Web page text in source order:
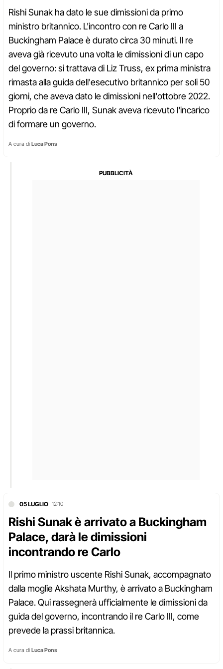
Rishi Sunak ha dato le sue dimissioni da primo
ministro britannico. L'incontro con re Carlo III a
Buckingham Palace è durato circa 30 minuti. Il re
aveva già ricevuto una volta le dimissioni di un capo
del governo: si trattava di Liz Truss, ex prima ministra
rimasta alla guida dell'esecutivo britannico per soli 50
giorni, che aveva dato le dimissioni nell'ottobre 2022.
Proprio da re Carlo III, Sunak aveva ricevuto l'incarico
di formare un governo.
A cura di Luca Pons
05 LUGLIO 12:10
Rishi Sunak è arrivato a Buckingham
Palace, darà le dimissioni
incontrando re Carlo
Il primo ministro uscente Rishi Sunak, accompagnato
dalla moglie Akshata Murthy, è arrivato a Buckingham
Palace. Qui rassegnerà ufficialmente le dimissioni da
guida del governo, incontrando il re Carlo III, come
prevede la prassi britannica.
A cura di Luca Pons